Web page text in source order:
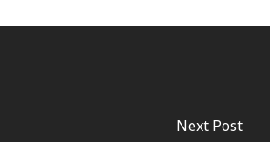
Next Post